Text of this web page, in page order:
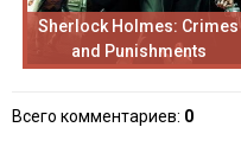
Sherlock Holmes: Crimes
and Punishments
Всего комментариев: 0